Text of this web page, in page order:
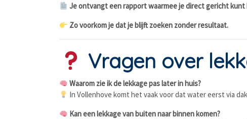
Je ontvangt een rapport waarmee je direct gericht
Zo voorkom je dat je blijft zoeken zonder resultaat.
Vragen over
Waarom zie ik de lekkage pas later in huis?
In Vollenhove komt het vaak voor dat water eerst via
Kan een lekkage van buiten naar binnen komen?